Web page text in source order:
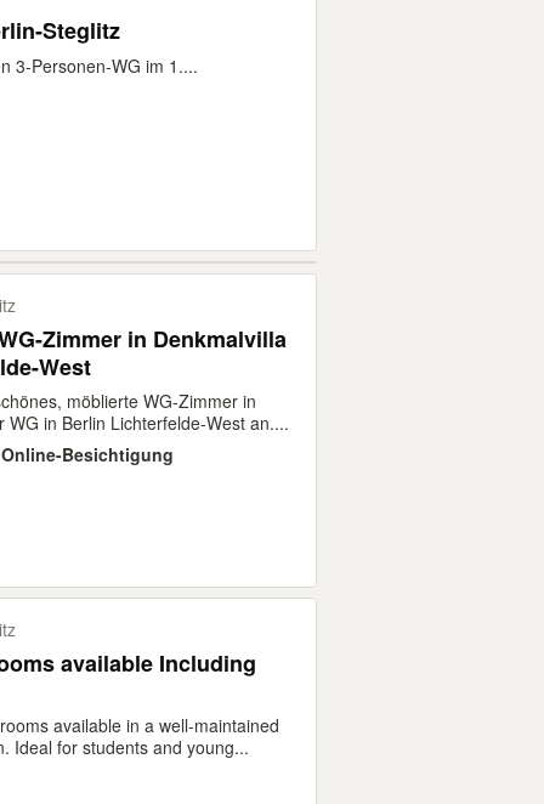
Steglitz
3-Personen-WG im 1....
Zimmer in Denkmalvilla
West
möblierte WG-Zimmer in
WG in Berlin Lichterfelde-West an....
Online-Besichtigung
available Including
available in a well-maintained
Ideal for students and young...